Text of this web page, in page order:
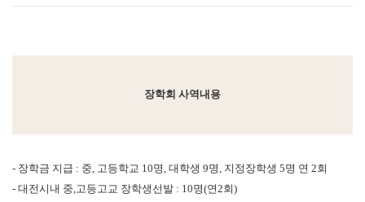
장학회 사역내용
- 장학금 지급 : 중, 고등학교 10명, 대학생 9명, 지정장학생 5명 연 2회
- 대전시내 중,고등고교 장학생선발 : 10명(연2회)